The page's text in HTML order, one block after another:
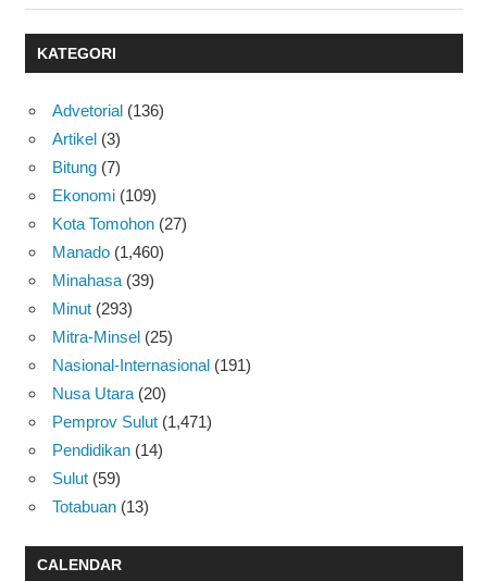
KATEGORI
Advetorial (136)
Artikel (3)
Bitung (7)
Ekonomi (109)
Kota Tomohon (27)
Manado (1,460)
Minahasa (39)
Minut (293)
Mitra-Minsel (25)
Nasional-Internasional (191)
Nusa Utara (20)
Pemprov Sulut (1,471)
Pendidikan (14)
Sulut (59)
Totabuan (13)
CALENDAR